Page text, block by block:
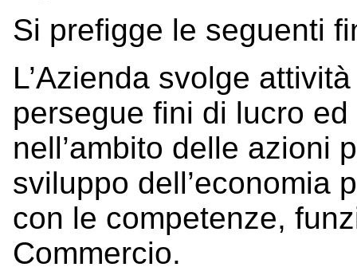
Si prefigge le seguenti
L’Azienda svolge
persegue fini di lucro
nell’ambito delle azioni
sviluppo dell’economia
con le competenze,
Commercio.